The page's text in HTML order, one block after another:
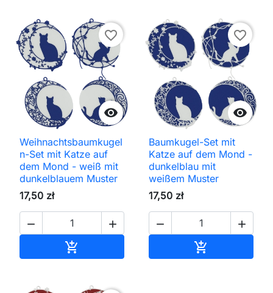

favorite_border
Weihnachtsbaumkugel
n-Set mit Katze auf
dem Mond - weiß mit
dunkelblauem Muster
17,50 zł
 


favorite_border
Baumkugel-Set mit
Katze auf dem Mond -
dunkelblau mit
weißem Muster
17,50 zł
 
